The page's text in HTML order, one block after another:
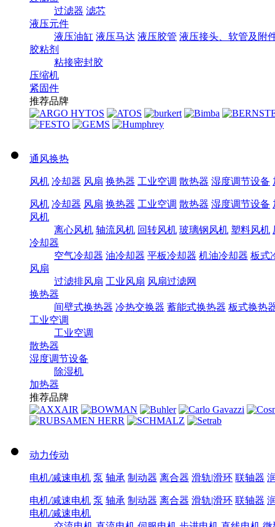
过滤器 滤芯
液压元件
液压油缸 液压马达 液压胶管 液压接头、软管及附
胶粘剂
粘接密封胶
压缩机
紧固件
推荐品牌
通风换热
风机 冷却器 风扇 换热器 工业空调 散热器 湿度调节设备
风机 冷却器 风扇 换热器 工业空调 散热器 湿度调节设备
风机
离心风机 轴流风机 回转风机 玻璃钢风机 塑料风机
冷却器
空气冷却器 油冷却器 平板冷却器 机油冷却器 板式
风扇
过滤排风扇 工业风扇 风扇过滤网
换热器
间壁式换热器 冷热交换器 蓄能式换热器 板式换热
工业空调
工业空调
散热器
湿度调节设备
除湿机
加热器
推荐品牌
动力传动
电机/减速电机 泵 轴承 制动器 离合器 滑轨|滑环 联轴器
电机/减速电机 泵 轴承 制动器 离合器 滑轨|滑环 联轴器
电机/减速电机